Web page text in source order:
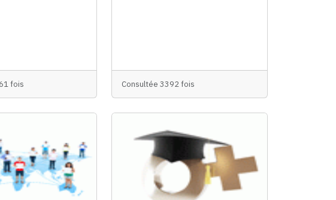
fois Consultée 3392 fois